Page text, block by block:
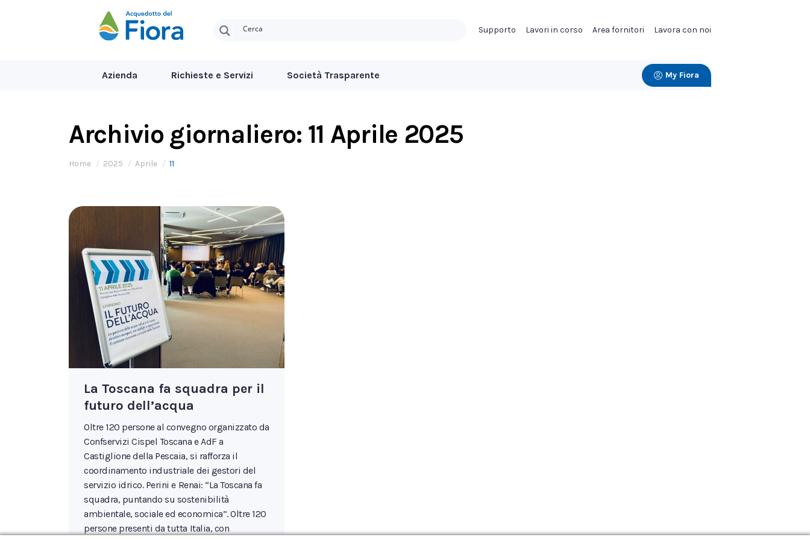
Supporto Lavori in corso Area fornitori Lavora con noi
Azienda Richieste e Servizi Società Trasparente My Fiora
Archivio giornaliero: 11 Aprile 2025
Tu sei qui:
Home 2025 Aprile 11
La Toscana fa squadra per il
futuro dell’acqua
Oltre 120 persone al convegno organizzato da
Confservizi Cispel Toscana e AdF a
Castiglione della Pescaia, si rafforza il
coordinamento industriale dei gestori del
servizio idrico. Perini e Renai: “La Toscana fa
squadra, puntando su sostenibilità
ambientale, sociale ed economica”. Oltre 120
persone presenti da tutta Italia, con